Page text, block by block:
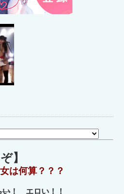
】
は何算？？？
い！ エロい！！